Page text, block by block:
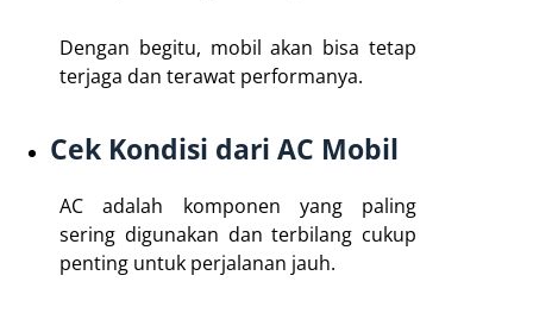
Dengan begitu, mobil akan bisa tetap
terjaga dan terawat performanya.
Cek Kondisi dari AC Mobil
AC adalah komponen yang paling
sering digunakan dan terbilang cukup
penting untuk perjalanan jauh.